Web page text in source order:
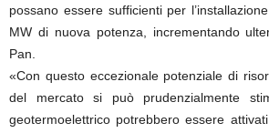
possano essere sufficienti per
MW di nuova potenza, incrementando
Pan.
«Con questo eccezionale potenziale di
del mercato si può prudenzialmente
geotermoelettrico potrebbero essere